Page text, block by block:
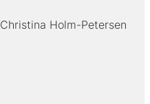
Christina Holm-Petersen